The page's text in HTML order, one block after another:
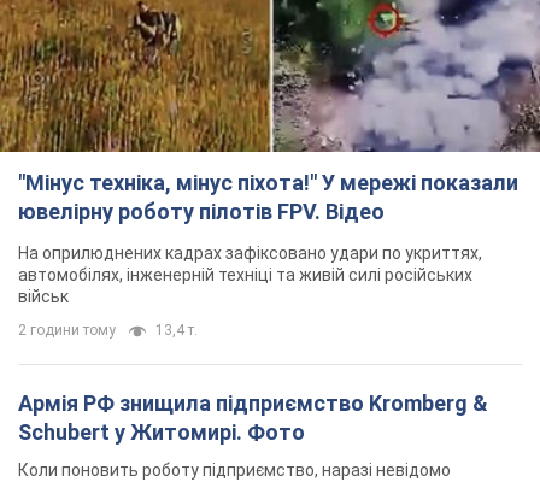
"Мінус техніка, мінус піхота!" У мережі показали
ювелірну роботу пілотів FPV. Відео
На оприлюднених кадрах зафіксовано удари по укриттях,
автомобілях, інженерній техніці та живій силі російських
військ
2 години тому 13,4 т.
Армія РФ знищила підприємство Kromberg &
Schubert у Житомирі. Фото
Коли поновить роботу підприємство, наразі невідомо